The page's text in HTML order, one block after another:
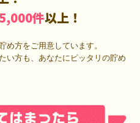
件以上！
め方をご用意しています。
い方も、あなたにピッタリの貯め